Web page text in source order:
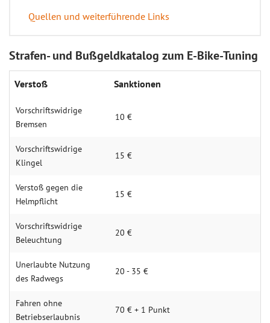
Quellen und weiterführende Links
Strafen- und Bußgeldkatalog zum E-Bike-Tuning
Verstoß Sanktionen
Vorschriftswidrige
Bremsen
10 €
Vorschriftswidrige
Klingel
15 €
Verstoß gegen die
Helmpflicht
15 €
Vorschriftswidrige
Beleuchtung
20 €
Unerlaubte Nutzung
des Radwegs
20 - 35 €
Fahren ohne
Betriebserlaubnis
70 € + 1 Punkt